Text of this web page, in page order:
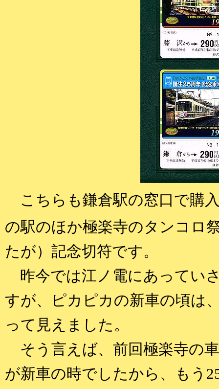
こちらも鎌倉駅の窓口で購
の駅のほか極楽寺のタンコロ
たが）記念切符です。
昨今では江ノ電にあってい
すが、ピカピカの新車の頃は
って見えました。
そう言えば、前回極楽寺の
が新車の時でしたから、もう